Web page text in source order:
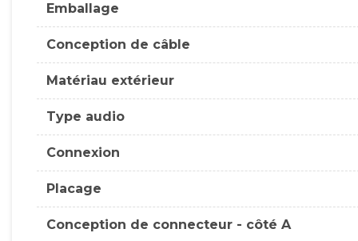
Emballage
Conception de câble
Matériau extérieur
Type audio
Connexion
Placage
Conception de connecteur - côté A